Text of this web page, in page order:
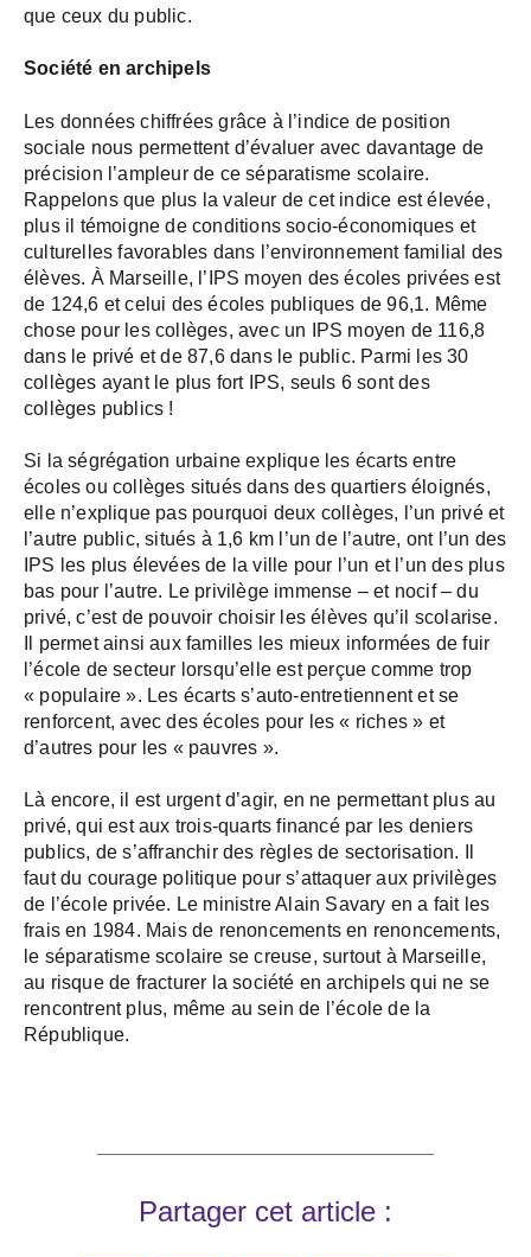
que ceux du public.
Société en archipels
Les données chiffrées grâce à l’indice de position
sociale nous permettent d’évaluer avec davantage de
précision l’ampleur de ce séparatisme scolaire.
Rappelons que plus la valeur de cet indice est élevée,
plus il témoigne de conditions socio-économiques et
culturelles favorables dans l’environnement familial des
élèves. À Marseille, l’IPS moyen des écoles privées est
de 124,6 et celui des écoles publiques de 96,1. Même
chose pour les collèges, avec un IPS moyen de 116,8
dans le privé et de 87,6 dans le public. Parmi les 30
collèges ayant le plus fort IPS, seuls 6 sont des
collèges publics !
Si la ségrégation urbaine explique les écarts entre
écoles ou collèges situés dans des quartiers éloignés,
elle n’explique pas pourquoi deux collèges, l’un privé et
l’autre public, situés à 1,6 km l’un de l’autre, ont l’un des
IPS les plus élevées de la ville pour l’un et l’un des plus
bas pour l’autre. Le privilège immense – et nocif – du
privé, c’est de pouvoir choisir les élèves qu’il scolarise.
Il permet ainsi aux familles les mieux informées de fuir
l’école de secteur lorsqu’elle est perçue comme trop
« populaire ». Les écarts s’auto-entretiennent et se
renforcent, avec des écoles pour les « riches » et
d’autres pour les « pauvres ».
Là encore, il est urgent d’agir, en ne permettant plus au
privé, qui est aux trois-quarts financé par les deniers
publics, de s’affranchir des règles de sectorisation. Il
faut du courage politique pour s’attaquer aux privilèges
de l’école privée. Le ministre Alain Savary en a fait les
frais en 1984. Mais de renoncements en renoncements,
le séparatisme scolaire se creuse, surtout à Marseille,
au risque de fracturer la société en archipels qui ne se
rencontrent plus, même au sein de l’école de la
République.
Partager cet article :